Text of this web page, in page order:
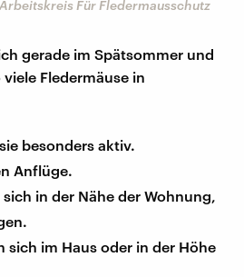
Für Fledermausschutz
gerade im Spätsommer und
Fledermäuse in
besonders aktiv.
Anflüge.
in der Nähe der Wohnung,
sich im Haus oder in der Höhe